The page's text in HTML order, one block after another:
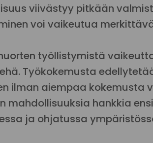
viivästyy pitkään
voi vaikeutua
työllistymistä
Työkokemusta
ilman aiempaa kokemusta
mahdollisuuksia hankkia
ja ohjatussa